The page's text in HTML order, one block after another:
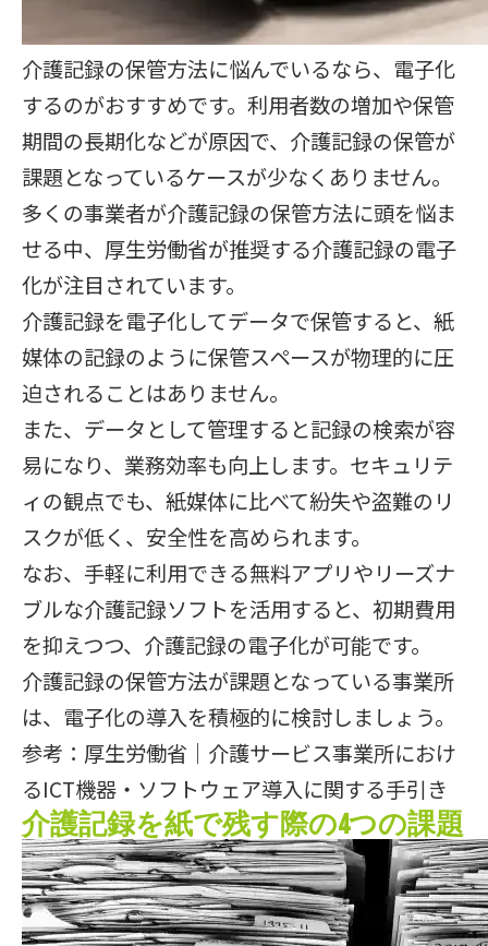
介護記録の保管方法に悩んでいるなら、電子化
するのがおすすめです。利用者数の増加や保管
期間の長期化などが原因で、介護記録の保管が
課題となっているケースが少なくありません。
多くの事業者が介護記録の保管方法に頭を悩ま
せる中、厚生労働省が推奨する介護記録の電子
化が注目されています。
介護記録を電子化してデータで保管すると、紙
媒体の記録のように保管スペースが物理的に圧
迫されることはありません。
また、データとして管理すると記録の検索が容
易になり、業務効率も向上します。セキュリテ
ィの観点でも、紙媒体に比べて紛失や盗難のリ
スクが低く、安全性を高められます。
なお、手軽に利用できる無料アプリやリーズナ
ブルな介護記録ソフトを活用すると、初期費用
を抑えつつ、介護記録の電子化が可能です。
介護記録の保管方法が課題となっている事業所
は、電子化の導入を積極的に検討しましょう。
参考： 厚生労働省｜介護サービス事業所におけ
るICT機器・ソフトウェア導入に関する手引き
介護記録を紙で残す際の4つの課題